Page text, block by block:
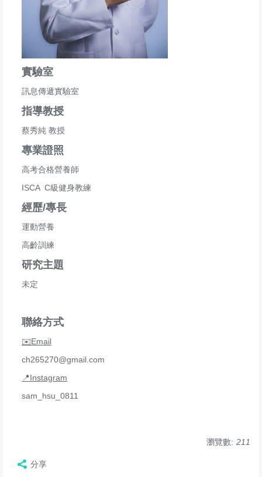
實驗室
訊息傳遞實驗室
指導教授
蔡秀純 教授
專業證照
高考合格營養師
ISCA C級健身教練
經歷/專長
運動營養
高齡訓練
研究主題
未定
聯絡方式
✉️Email
ch265270@gmail.com
📍Instagram
sam_hsu_0811
瀏覽數: 211
分享